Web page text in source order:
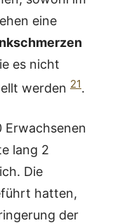
eine
es nicht
werden 21.
Erwachsenen
lang 2
Die
hatten,
der